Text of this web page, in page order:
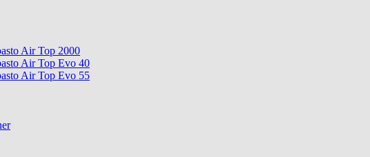
Air Top 2000
Air Top Evo 40
Air Top Evo 55